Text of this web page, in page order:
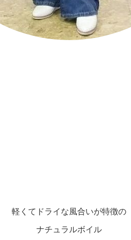
軽くてドライな風合いが特徴の
ナチュラルボイル